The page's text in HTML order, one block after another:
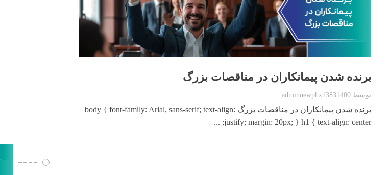
برنده شدن پیمانکاران در مناقصات بزرگ
توسط adminnewphx13831400
برنده شدن پیمانکاران در مناقصات بزرگ body { font-family: Arial, sans-serif; text-align:
justify; margin: 20px; } h1 { text-align: center; ...